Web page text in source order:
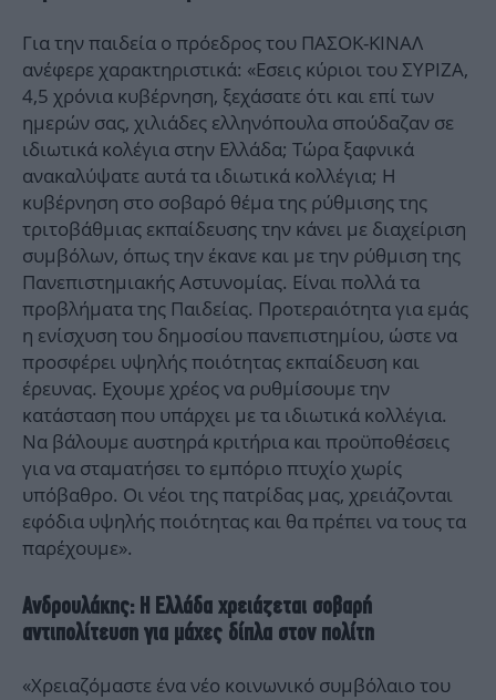
Για την παιδεία ο πρόεδρος του ΠΑΣΟΚ-ΚΙΝΑΛ
ανέφερε χαρακτηριστικά: «Εσεις κύριοι του ΣΥΡΙΖΑ,
4,5 χρόνια κυβέρνηση, ξεχάσατε ότι και επί των
ημερών σας, χιλιάδες ελληνόπουλα σπούδαζαν σε
ιδιωτικά κολέγια στην Ελλάδα; Τώρα ξαφνικά
ανακαλύψατε αυτά τα ιδιωτικά κολλέγια; Η
κυβέρνηση στο σοβαρό θέμα της ρύθμισης της
τριτοβάθμιας εκπαίδευσης την κάνει με διαχείριση
συμβόλων, όπως την έκανε και με την ρύθμιση της
Πανεπιστημιακής Αστυνομίας. Είναι πολλά τα
προβλήματα της Παιδείας. Προτεραιότητα για εμάς
η ενίσχυση του δημοσίου πανεπιστημίου, ώστε να
προσφέρει υψηλής ποιότητας εκπαίδευση και
έρευνας. Εχουμε χρέος να ρυθμίσουμε την
κατάσταση που υπάρχει με τα ιδιωτικά κολλέγια.
Να βάλουμε αυστηρά κριτήρια και προϋποθέσεις
για να σταματήσει το εμπόριο πτυχίο χωρίς
υπόβαθρο. Οι νέοι της πατρίδας μας, χρειάζονται
εφόδια υψηλής ποιότητας και θα πρέπει να τους τα
παρέχουμε».
Ανδρουλάκης: Η Ελλάδα χρειάζεται σοβαρή
αντιπολίτευση για μάχες δίπλα στον πολίτη
«Χρειαζόμαστε ένα νέο κοινωνικό συμβόλαιο του